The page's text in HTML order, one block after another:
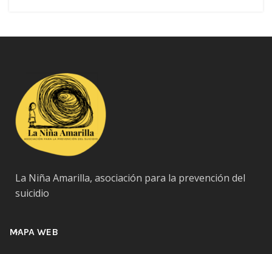
La Niña Amarilla, asociación para la prevención del
suicidio
MAPA WEB